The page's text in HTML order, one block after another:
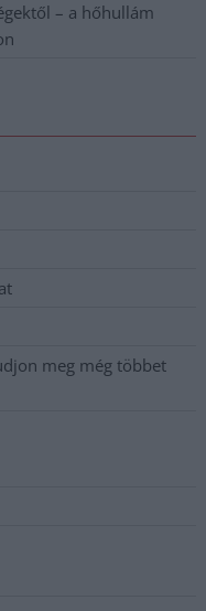
– a hőhullám
meg még többet